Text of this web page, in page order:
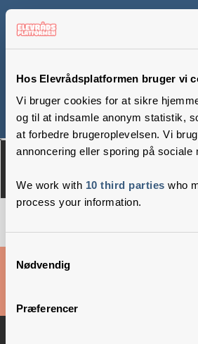
Hos Elevrådsplatformen bruger vi
Vi bruger cookies for at sikre
og til at indsamle anonym statistik,
at forbedre brugeroplevelsen. Vi
annoncering eller sporing på sociale
We work with 10 third parties who
process your information.
Samtykkevalg
Nødvendig
Præferencer
Nærum
Om Medlemmer